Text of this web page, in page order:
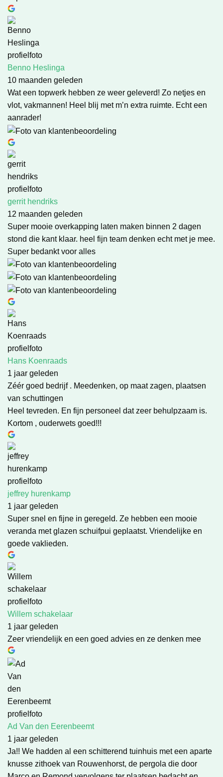
Benno Heslinga
10 maanden geleden
Wat een topwerk hebben ze weer geleverd! Zo netjes en
vlot, vakmannen! Heel blij met m’n extra ruimte. Echt een
aanrader!
gerrit hendriks
12 maanden geleden
Super mooie overkapping laten maken binnen 2 dagen
stond die kant klaar. heel fijn team denken echt met je mee.
Super bedankt voor alles
Hans Koenraads
1 jaar geleden
Zéér goed bedrijf . Meedenken, op maat zagen, plaatsen
van schuttingen
Heel tevreden. En fijn personeel dat zeer behulpzaam is.
Kortom , ouderwets goed!!!
jeffrey hurenkamp
1 jaar geleden
Super snel en fijne in geregeld. Ze hebben een mooie
veranda met glazen schuifpui geplaatst. Vriendelijke en
goede vaklieden.
Willem schakelaar
1 jaar geleden
Zeer vriendelijk en een goed advies en ze denken mee
Ad Van den Eerenbeemt
1 jaar geleden
Ja!! We hadden al een schitterend tuinhuis met een aparte
knusse zithoek van Rouwenhorst, de pergola die door